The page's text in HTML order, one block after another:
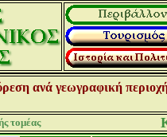
ανά γεωγραφική
τομέας